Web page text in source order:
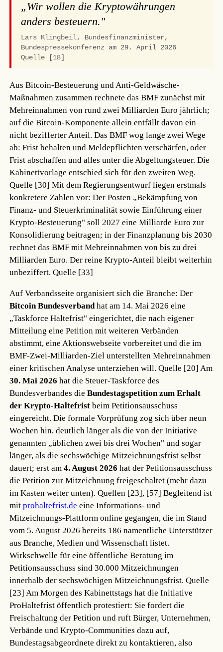
„Wir wollen die Kryptowährungen
anders besteuern."
Lars Klingbeil, Bundesfinanzminister,
Bundespressekonferenz am 29. April 2026
Quelle [18]
Aus Bitcoin-Besteuerung und Anti-Geldwäsche-
Maßnahmen zusammen rechnete das BMF zunächst mit
Mehreinnahmen von rund zwei Milliarden Euro jährlich;
auf die Bitcoin-Komponente allein entfällt davon ein
nicht bezifferter Anteil. Das BMF wog lange zwei Wege
ab: Frist behalten und Meldepflichten verschärfen, oder
Frist abschaffen und alles unter die Abgeltungsteuer. Die
Kabinettvorlage entschied sich für den zweiten Weg.
Quelle [30] Mit dem Regierungsentwurf liegen erstmals
konkretere Zahlen vor: Der Posten „Bekämpfung von
Finanz- und Steuerkriminalität sowie Einführung einer
Krypto-Besteuerung" soll 2027 eine Milliarde Euro zur
Konsolidierung beitragen; in der Finanzplanung bis 2030
rechnet das BMF mit Mehreinnahmen von bis zu drei
Milliarden Euro. Der reine Krypto-Anteil bleibt weiterhin
unbeziffert.Quelle [33]
Auf Verbandsseite organisiert sich die Branche: Der
Bitcoin Bundesverbandhat am 14. Mai 2026 eine
„Taskforce Haltefrist" eingerichtet, die nach eigener
Mitteilung eine Petition mit weiteren Verbänden
abstimmt, eine Aktionswebseite vorbereitet und die im
BMF-Zwei-Milliarden-Ziel unterstellten Mehreinnahmen
einer kritischen Analyse unterziehen will.Quelle [20] Am
30. Mai 2026 hat die Steuer-Taskforce des
Bundesverbandes dieBundestagspetition zum Erhalt
der Krypto-Haltefrist beim Petitionsausschuss
eingereicht. Die formale Vorprüfung zog sich über neun
Wochen hin, deutlich länger als die von der Initiative
genannten „üblichen zwei bis drei Wochen" und sogar
länger, als die sechswöchige Mitzeichnungsfrist selbst
dauert; erst am4. August 2026 hat der Petitionsausschuss
die Petition zur Mitzeichnung freigeschaltet (mehr dazu
im Kasten weiter unten).Quellen [23], [57] Begleitend ist
mitprohaltefrist.de eine Informations- und
Mitzeichnungs-Plattform online gegangen, die im Stand
vom 5. August 2026 bereits 186 namentliche Unterstützer
aus Branche, Medien und Wissenschaft listet.
Wirkschwelle für eine öffentliche Beratung im
Petitionsausschuss sind 30.000 Mitzeichnungen
innerhalb der sechswöchigen Mitzeichnungsfrist.Quelle
[23] Am Morgen des Kabinettstags hat die Initiative
ProHaltefrist öffentlich protestiert: Sie fordert die
Freischaltung der Petition und ruft Bürger, Unternehmen,
Verbände und Krypto-Communities dazu auf,
Bundestagsabgeordnete direkt zu kontaktieren, also